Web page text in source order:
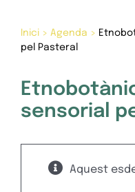
Inici> Agenda >
pel Pasteral
sensorial
Aquest